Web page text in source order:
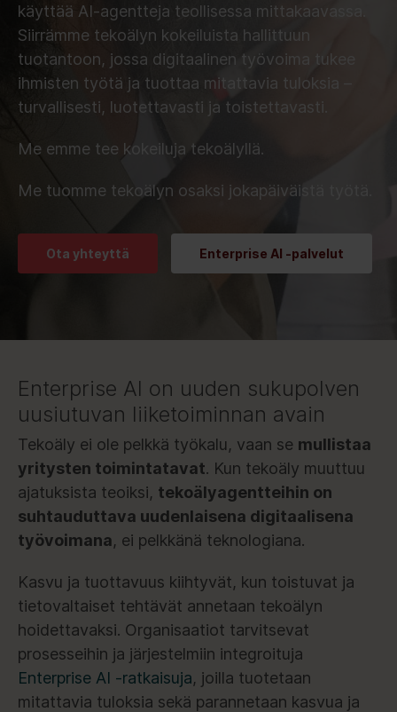
käyttää AI-agentteja teollisessa mittakaavassa.
Siirrämme tekoälyn kokeiluista hallittuun
tuotantoon, jossa digitaalinen työvoima tukee
ihmisten työtä ja tuottaa mitattavia tuloksia –
turvallisesti, luotettavasti ja toistettavasti.
Me emme tee kokeiluja tekoälyllä.
Me tuomme tekoälyn osaksi jokapäiväistä työtä.
Ota yhteyttä Enterprise AI -palvelut
Enterprise AI on uuden sukupolven
uusiutuvan liiketoiminnan avain
Tekoäly ei ole pelkkä työkalu, vaan se mullistaa
yritysten toimintatavat. Kun tekoäly muuttuu
ajatuksista teoiksi, tekoälyagentteihin on
suhtauduttava uudenlaisena digitaalisena
työvoimana, ei pelkkänä teknologiana.
Kasvu ja tuottavuus kiihtyvät, kun toistuvat ja
tietovaltaiset tehtävät annetaan tekoälyn
hoidettavaksi. Organisaatiot tarvitsevat
prosesseihin ja järjestelmiin integroituja
Enterprise AI -ratkaisuja, joilla tuotetaan
mitattavia tuloksia sekä parannetaan kasvua ja